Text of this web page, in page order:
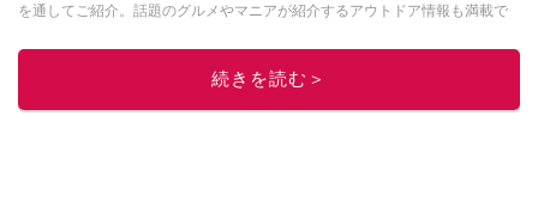
を通してご紹介。話題のグルメやマニアが紹介するアウトドア情報も満載で
レビューしています。毎日トレンド情報をお届けしているので、ぜひ
してください！続きを読む＞